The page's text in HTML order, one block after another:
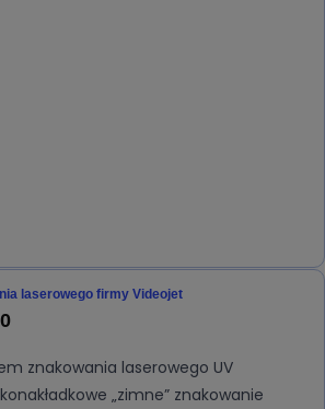
laserowego firmy Videojet
znakowania laserowego UV
„zimne” znakowanie